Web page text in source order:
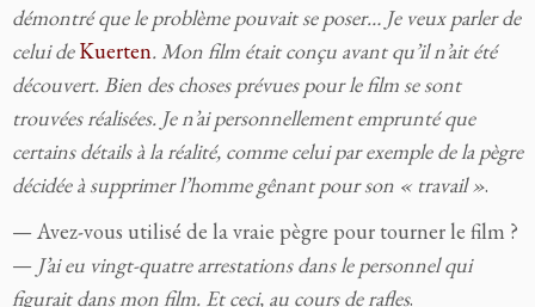
démontré que le problème pouvait se poser… Je veux parler de
celui deKuerten. Mon film était conçu avant qu’il n’ait été
découvert. Bien des choses prévues pour le film se sont
trouvées réalisées. Je n’ai personnellement emprunté que
certains détails à la réalité, comme celui par exemple de la pègre
décidée à supprimer l’homme gênant pour son « travail ».
— Avez-vous utilisé de la vraie pègre pour tourner le film ?
— J’ai eu vingt-quatre arrestations dans le personnel qui
figurait dans mon film. Et ceci, au cours de rafles.